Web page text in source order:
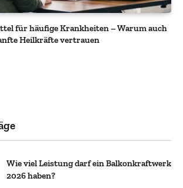
für häufige Krankheiten – Warum auch
Heilkräfte vertrauen
Wie viel Leistung darf ein Balkonkraftwerk
2026 haben?